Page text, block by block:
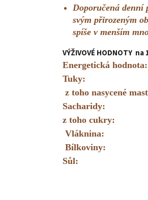
Doporučená denní
svým přirozeným
spíše v menším
VÝŽIVOVÉ HODNOTY na
Energetická hodnota:
Tuky:
z toho nasycené
Sacharidy:
z toho cukry:
Vláknina:
Bílkoviny:
Sůl: